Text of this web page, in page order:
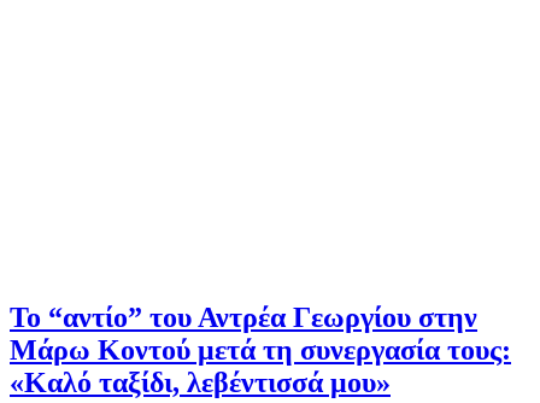
Το “αντίο” του Αντρέα Γεωργίου στην
Μάρω Κοντού μετά τη συνεργασία τους:
«Καλό ταξίδι, λεβέντισσά μου»